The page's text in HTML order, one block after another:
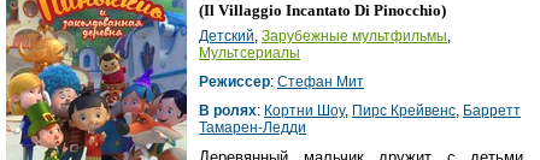
(Il Villaggio Incantato Di Pinocchio)
Детский, Зарубежные мультфильмы,
Мультсериалы
Режиссер: Стефан Мит
В ролях: Кортни Шоу, Пирс Крейвенс, Барретт
Тамарен-Ледди